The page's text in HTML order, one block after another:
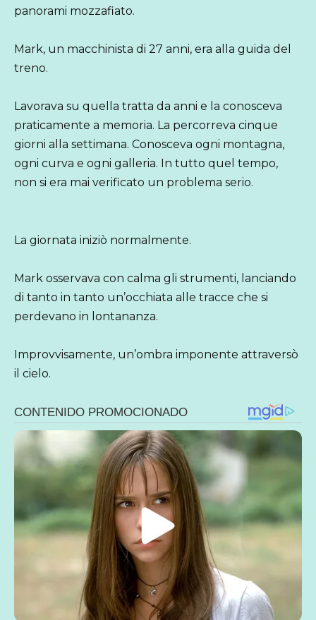
panorami mozzafiato.
Mark, un macchinista di 27 anni, era alla guida del
treno.
Lavorava su quella tratta da anni e la conosceva
praticamente a memoria. La percorreva cinque
giorni alla settimana. Conosceva ogni montagna,
ogni curva e ogni galleria. In tutto quel tempo,
non si era mai verificato un problema serio.
La giornata iniziò normalmente.
Mark osservava con calma gli strumenti, lanciando
di tanto in tanto un’occhiata alle tracce che si
perdevano in lontananza.
Improvvisamente, un’ombra imponente attraversò
il cielo.